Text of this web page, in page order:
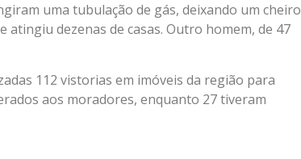
uma tubulação de gás, deixando um cheiro
dezenas de casas. Outro homem, de 47
112 vistorias em imóveis da região para
aos moradores, enquanto 27 tiveram